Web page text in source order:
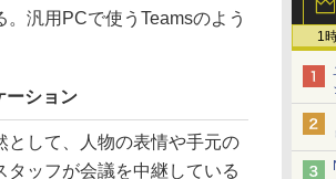
1
汎用PCで使うTeamsのよう
ーション
して、人物の表情や手元の
タッフが会議を中継している